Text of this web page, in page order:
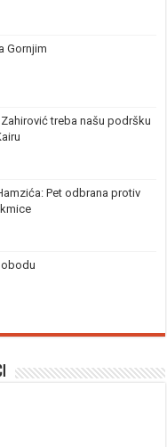
Gornjim
Zahirović treba našu podršku
Pet odbrana protiv